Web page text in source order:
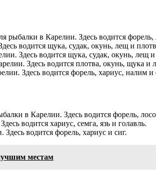
рыбалки в Карелии. Здесь водится
водится щука, судак, окунь, лещ и
Здесь водится щука, судак, окунь, лещ
Здесь водится плотва, окунь, щука и
Здесь водится форель, хариус, налим и
в Карелии. Здесь водится форель,
водится хариус, семга, язь и голавль.
водится форель, хариус и сиг.
местам